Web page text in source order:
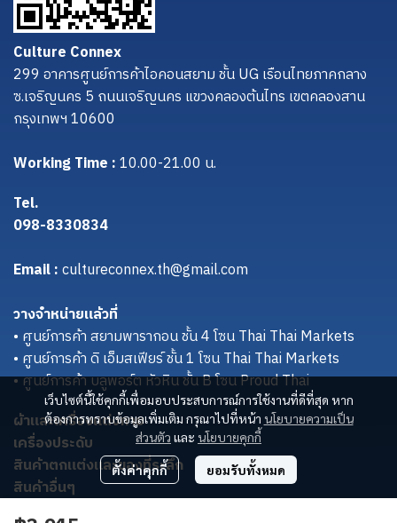
เว็บไซต์นี้ใช้คุกกี้เพื่อมอบประสบการณ์การใช้งานที่ดีที่สุด หาก
ต้องการทราบข้อมูลเพิ่มเติม กรุณาไปที่หน้า นโยบายความเป็น
ส่วนตัว และ นโยบายคุกกี้
ตั้งค่าคุกกี้ ยอมรับทั้งหมด
Culture Connex
299 อาคารศูนย์การค้าไอคอนสยาม ชั้น UG เรือนไทยภาคกลาง
ซ.เจริญนคร 5 ถนนเจริญนคร แขวงคลองต้นไทร เขตคลองสาน
กรุงเทพฯ 10600
Working Time :10.00-21.00 น.
Tel.
098-8330834
Email :cultureconnex.th@gmail.com
วางจำหน่ายแล้วที่
• ศูนย์การค้า สยามพารากอน ชั้น 4 โซน Thai Thai Markets
• ศูนย์การค้า ดิ เอ็มสเฟียร์ ชั้น 1 โซน Thai Thai Markets
• ศูนย์การค้า บลูพอร์ต หัวหิน ชั้น B โซน Proud Thai
ผ้าและเครื่องแต่งกาย
เครื่องประดับ
สินค้าตกแต่งและของที่ระลึก
สินค้าอื่นๆ